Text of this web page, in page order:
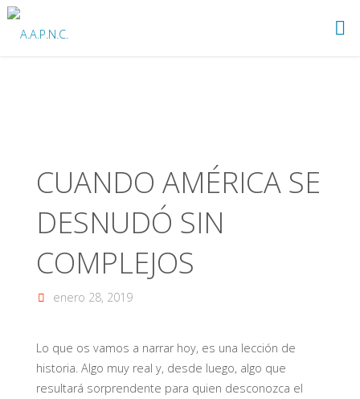
Saltar
CUANDO AMÉRICA SE
DESNUDÓ SIN
COMPLEJOS
enero 28, 2019
Lo que os vamos a narrar hoy, es una lección de
historia. Algo muy real y, desde luego, algo que
resultará sorprendente para quien desconozca el